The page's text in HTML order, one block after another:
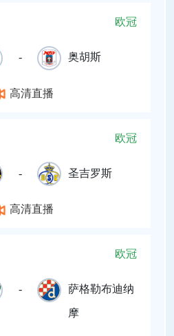
欧冠
- 奥胡斯
高清直播
欧冠
- 圣吉罗斯
高清直播
欧冠
- 萨格勒布迪纳
摩